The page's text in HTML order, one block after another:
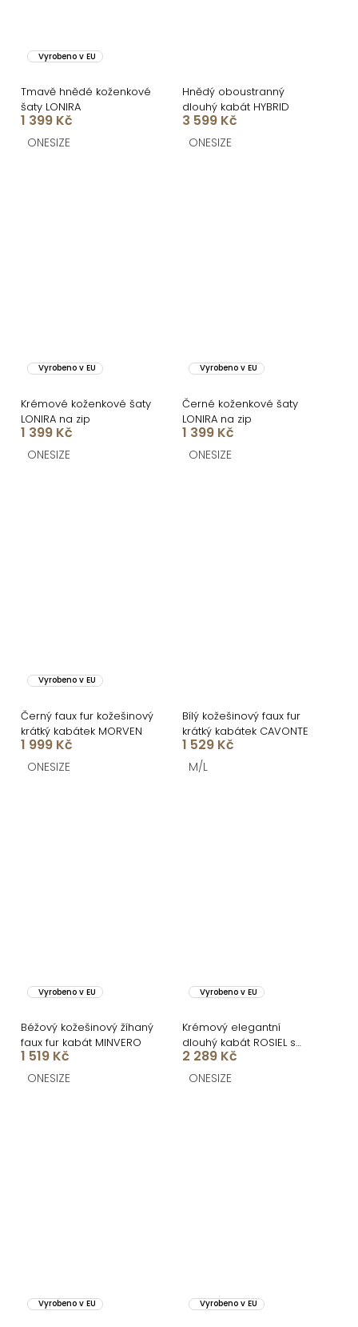
Vyrobeno v EU
Tmavě hnědé koženkové
šaty LONIRA
1 399 Kč
ONESIZE
Hnědý oboustranný
dlouhý kabát HYBRID
3 599 Kč
ONESIZE
Vyrobeno v EU
Krémové koženkové šaty
LONIRA na zip
1 399 Kč
ONESIZE
Vyrobeno v EU
Černé koženkové šaty
LONIRA na zip
1 399 Kč
ONESIZE
Vyrobeno v EU
Černý faux fur kožešinový
krátký kabátek MORVEN
1 999 Kč
ONESIZE
Bílý kožešinový faux fur
krátký kabátek CAVONTE
1 529 Kč
M/L
Vyrobeno v EU
Béžový kožešinový žíhaný
faux fur kabát MINVERO
1 519 Kč
ONESIZE
Vyrobeno v EU
Krémový elegantní
dlouhý kabát ROSIEL s
kožešinkou
2 289 Kč
ONESIZE
Vyrobeno v EU Vyrobeno v EU